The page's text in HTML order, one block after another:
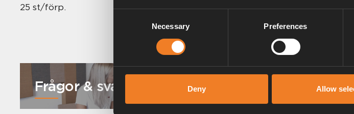
Necessary Preferences
Deny Allow
25 st/förp.
Frågor & svar Manualer &